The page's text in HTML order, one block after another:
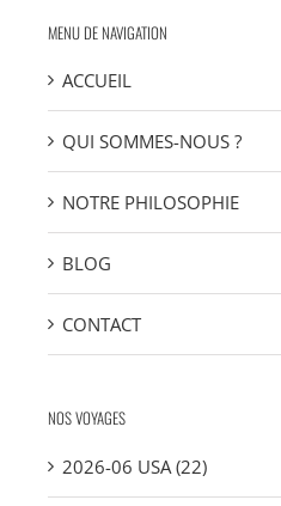
MENU DE NAVIGATION
ACCUEIL
QUI SOMMES-NOUS ?
NOTRE PHILOSOPHIE
BLOG
CONTACT
NOS VOYAGES
2026-06 USA (22)